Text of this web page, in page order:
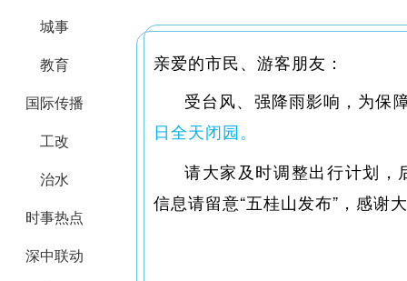
城事
教育
国际传播
工改
治水
时事热点
深中联动
亲爱的市民、游客朋友：
受台风、强降雨影响，为保
日全天闭园。
请大家及时调整出行计划
信息请留意“五桂山发布”，感谢